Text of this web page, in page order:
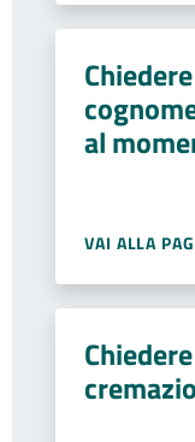
al
VAI ALLA